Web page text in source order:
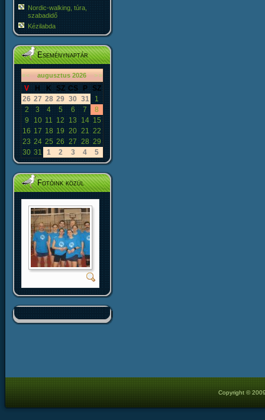
Nordic-walking, túra,
szabadidő
Kézilabda
Eseménynaptár
«< augusztus 2026 >»
V H K SZ CS P
SZ
26 27 28 29 30 31
1
2
3 4 5 6 7
8
9
10 11 12 13 14 15
16 17 18 19 20 21 22
23 24 25 26 27 28 29
30 31 1 2 3 4 5
Fotóink közül
Copyright ©